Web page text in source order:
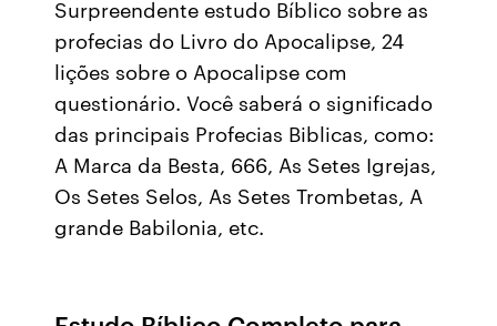
Surpreendente estudo Bíblico sobre as
profecias do Livro do Apocalipse, 24
lições sobre o Apocalipse com
questionário. Você saberá o significado
das principais Profecias Biblicas, como:
A Marca da Besta, 666, As Setes Igrejas,
Os Setes Selos, As Setes Trombetas, A
grande Babilonia, etc.